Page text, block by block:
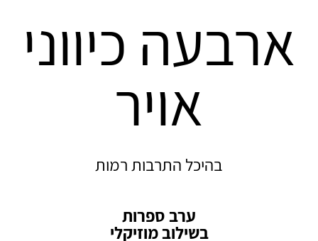
ארבעה כיווני
אויר
בהיכל התרבות רמות
ערב ספרות
בשילוב מוזיקלי